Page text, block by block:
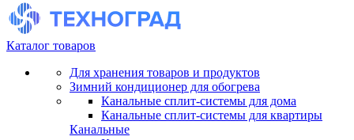
Каталог товаров
Для хранения товаров и продуктов
Зимний кондиционер для обогрева
Канальные сплит-системы для дома
Канальные сплит-системы для квартиры
Канальные